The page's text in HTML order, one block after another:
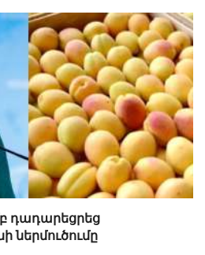
դադարեցրեց
ներմուծումը